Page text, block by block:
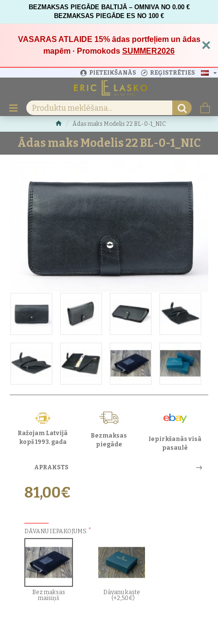
BEZMAKSAS PIEGĀDE BALTIJĀ – OMNIVA NO 0.00 €
BEZMAKSAS PIEGĀDE ES NO 100 €
VASARAS ATLAIDE 15%ādas portfeļiem un ādas
mapēm · Promokods SUMMER2026 ×
PIETEIKŠANĀS REĢISTRĒTIES
Ādas maks Modelis 22 BL-0-1_NIC
Ādas maks Modelis 22 BL-0-1_NIC
Ražojam Latvijā
kopš 1993. gada
Bezmaksas
piegāde
Iepirkšanās visā
pasaulē
APRAKSTS
81,00€
DĀVANU IEPAKOJUMS
Bez maksas
maisiņš
Dāvanu kaste
(+2,50€)